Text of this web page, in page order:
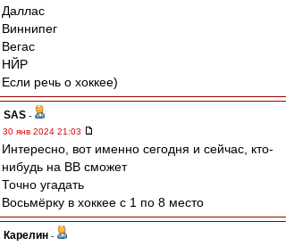
Даллас
Виннипег
Вегас
НЙР
Если речь о хоккее)
SAS -
30 янв 2024 21:03
Интересно, вот именно сегодня и сейчас, кто-
нибудь на ВВ сможет
Точно угадать
Восьмёрку в хоккее с 1 по 8 место
Карелин -